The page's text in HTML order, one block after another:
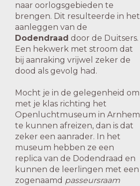
naar oorlogsgebieden te
brengen. Dit resulteerde in het
aanleggen van de
Dodendraad door de Duitsers.
Een hekwerk met stroom dat
bij aanraking vrijwel zeker de
dood als gevolg had.
Mocht je in de gelegenheid om
met je klas richting het
Openluchtmuseum in Arnhem
te kunnen afreizen, dan is dat
zeker een aanrader. In het
museum hebben ze een
replica van de Dodendraad en
kunnen de leerlingen met een
zogenaamd passeursraam